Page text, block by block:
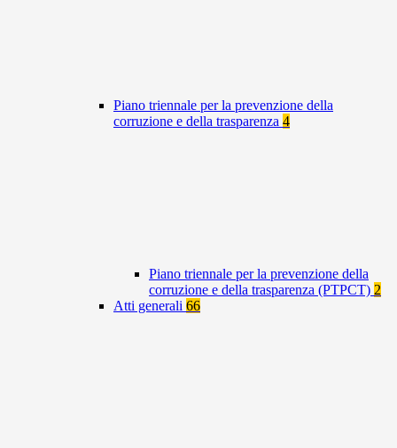
Piano triennale per la prevenzione della
corruzione e della trasparenza 4
Piano triennale per la prevenzione della
corruzione e della trasparenza (PTPCT) 2
Atti generali 66